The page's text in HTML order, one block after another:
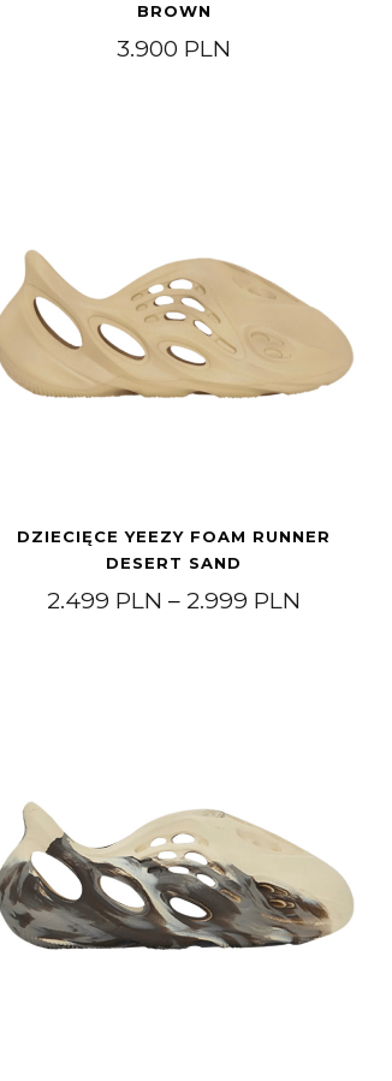
BROWN
3.900 PLN
DZIECIĘCE YEEZY FOAM RUNNER
DESERT SAND
2.499 PLN – 2.999 PLN